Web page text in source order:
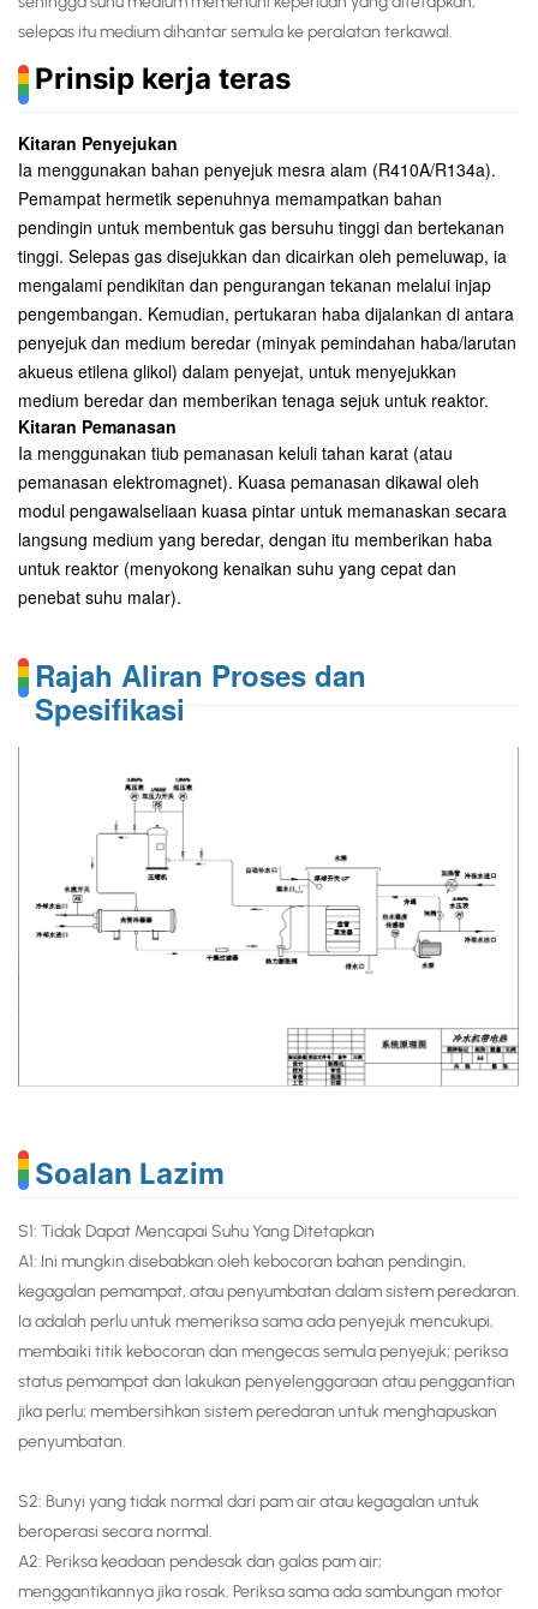
selepas itu medium dihantar semula ke peralatan terkawal.
Prinsip kerja teras
Kitaran Penyejukan
Ia menggunakan bahan penyejuk mesra alam (R410A/R134a).
Pemampat hermetik sepenuhnya memampatkan bahan
pendingin untuk membentuk gas bersuhu tinggi dan bertekanan
tinggi. Selepas gas disejukkan dan dicairkan oleh pemeluwap, ia
mengalami pendikitan dan pengurangan tekanan melalui injap
pengembangan. Kemudian, pertukaran haba dijalankan di antara
penyejuk dan medium beredar (minyak pemindahan haba/larutan
akueus etilena glikol) dalam penyejat, untuk menyejukkan
medium beredar dan memberikan tenaga sejuk untuk reaktor.
Kitaran Pemanasan
Ia menggunakan tiub pemanasan keluli tahan karat (atau
pemanasan elektromagnet). Kuasa pemanasan dikawal oleh
modul pengawalseliaan kuasa pintar untuk memanaskan secara
langsung medium yang beredar, dengan itu memberikan haba
untuk reaktor (menyokong kenaikan suhu yang cepat dan
penebat suhu malar).
Rajah Aliran Proses dan
Spesifikasi
Soalan Lazim
S1: Tidak Dapat Mencapai Suhu Yang Ditetapkan
A1: Ini mungkin disebabkan oleh kebocoran bahan pendingin,
kegagalan pemampat, atau penyumbatan dalam sistem peredaran.
Ia adalah perlu untuk memeriksa sama ada penyejuk mencukupi,
membaiki titik kebocoran dan mengecas semula penyejuk; periksa
status pemampat dan lakukan penyelenggaraan atau penggantian
jika perlu; membersihkan sistem peredaran untuk menghapuskan
penyumbatan.
S2: Bunyi yang tidak normal dari pam air atau kegagalan untuk
beroperasi secara normal.
A2: Periksa keadaan pendesak dan galas pam air;
menggantikannya jika rosak. Periksa sama ada sambungan motor